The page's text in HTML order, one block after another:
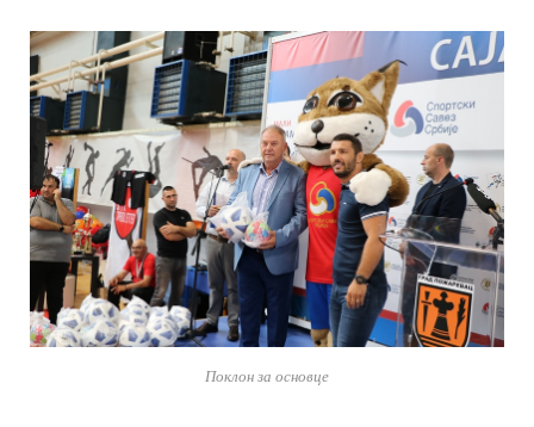
Поклон за основце